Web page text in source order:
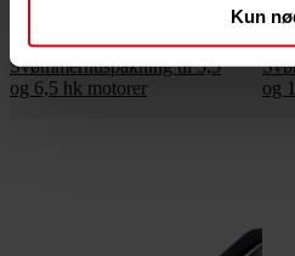
Kun
(40,00 kr. ekskl. moms.)
Svømmerhuspakning til 5,5
og 6,5 hk motorer
og